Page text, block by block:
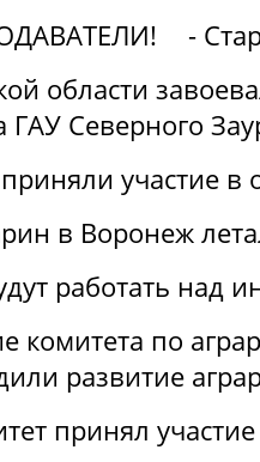
-
области
ГАУ Северного
участие в
в Воронеж
работать над
комитета по
развитие
принял